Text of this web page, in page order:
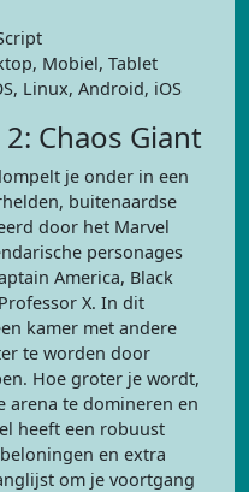
Mobiel, Tablet
Linux, Android, iOS
Chaos Giant
je onder in een
buitenaardse
door het Marvel
personages
America, Black
X. In dit
kamer met andere
te worden door
Hoe groter je wordt,
arena te domineren en
heeft een robuust
en extra
om je voortgang